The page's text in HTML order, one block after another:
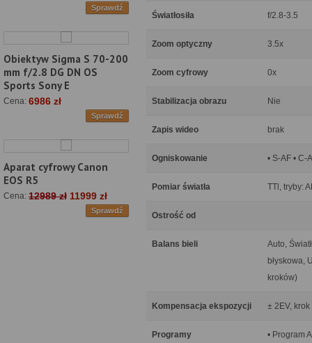
Sprawdź
Obiektyw Sigma S 70-200
mm f/2.8 DG DN OS
Sports Sony E
Cena: 6986 zł
Sprawdź
Aparat cyfrowy Canon
EOS R5
Cena: 12989 zł 11999 zł
Sprawdź
Światłosiła f/2.8-3.5
Zoom optyczny 3.5x
Zoom cyfrowy 0x
Stabilizacja obrazu Nie
Zapis wideo brak
Ogniskowanie • S-AF • C-
Pomiar światła TTl, tryby:
Ostrość od
Balans bieli
Auto,
błyskowa,
kroków)
Kompensacja ekspozycji ± 2EV, krok
Programy • Program